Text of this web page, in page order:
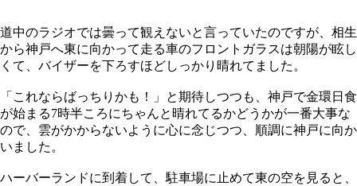
道中のラジオでは曇って観えないと言っていたのですが、相生
から神戸へ東に向かって走る車のフロントガラスは朝陽が眩し
くて、バイザーを下ろすほどしっかり晴れてました。
「これならばっちりかも！」と期待しつつも、神戸で金環日食
が始まる7時半ころにちゃんと晴れてるかどうかが一番大事な
ので、雲がかからないように心に念じつつ、順調に神戸に向か
いました。
ハーバーランドに到着して、駐車場に止めて東の空を見ると、